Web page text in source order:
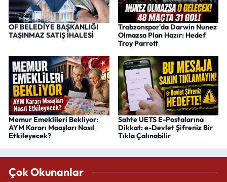
OF BELEDİYE BAŞKANLIĞI
TAŞINMAZ SATIŞ İHALESİ
Trabzonspor'da Darwin Nunez
Olmazsa Plan Hazır: Hedef
Troy Parrott
Memur Emeklileri Bekliyor:
AYM Kararı Maaşları Nasıl
Etkileyecek?
Sahte UETS E-Postalarına
Dikkat: e-Devlet Şifreniz Bir
Tıkla Çalınabilir
Çok Okunanlar